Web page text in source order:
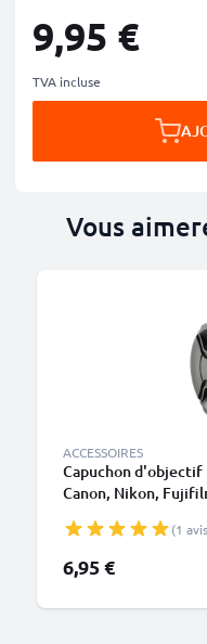
9,95 €
TVA incluse
Vous
ACCESSOIRES
Capuchon d'objectif
Canon, Nikon,
Capot de protection
(1
6,95 €